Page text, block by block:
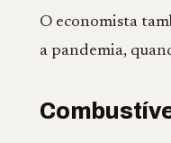
O economista
a pandemia,